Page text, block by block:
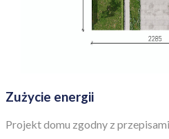
Zużycie energii
Projekt domu zgodny z przepisami